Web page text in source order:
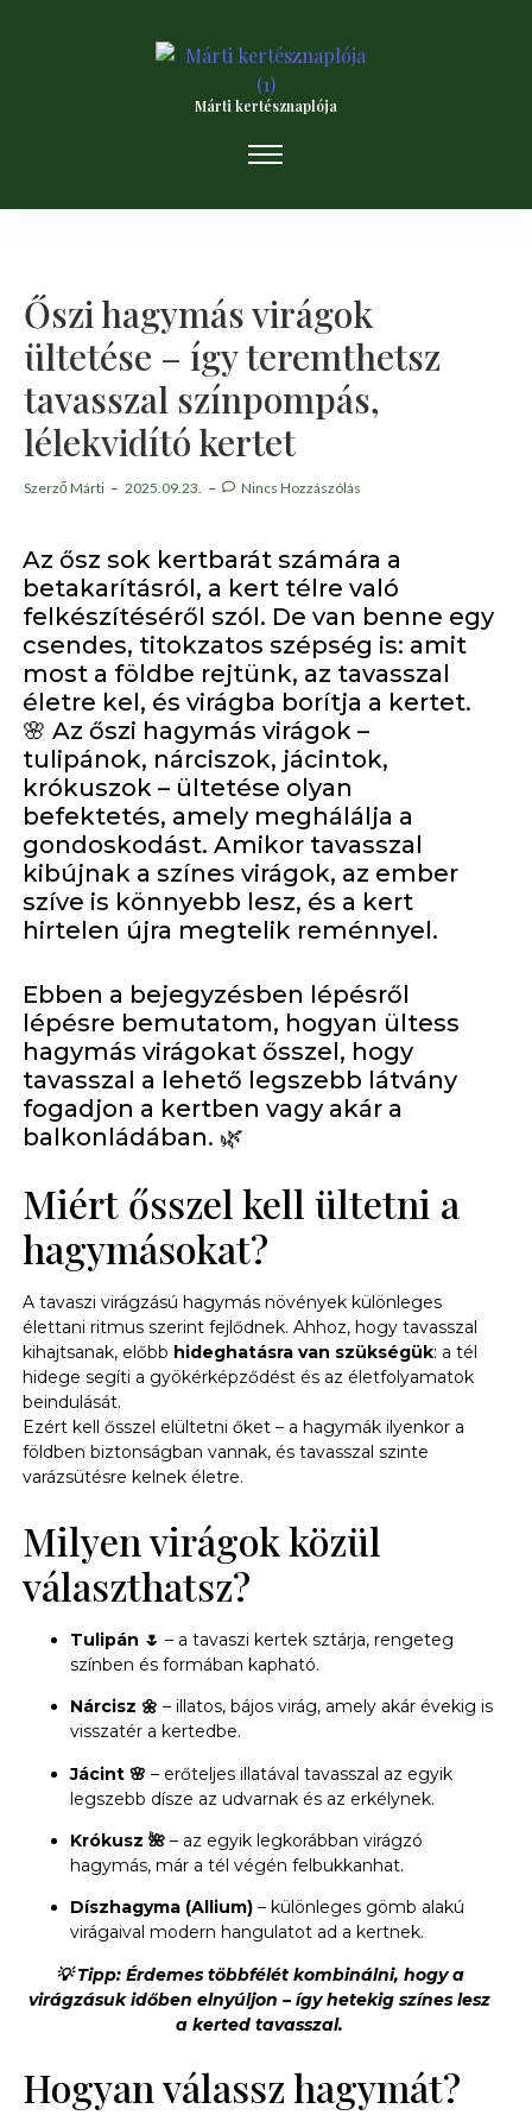
Márti kertésznaplója
Őszi hagymás virágok
ültetése – így teremthetsz
tavasszal színpompás,
lélekvidító kertet
SzerzőMárti 2025.09.23. Nincs Hozzászólás
Az ősz sok kertbarát számára a
betakarításról, a kert télre való
felkészítéséről szól. De van benne egy
csendes, titokzatos szépség is: amit
most a földbe rejtünk, az tavasszal
életre kel, és virágba borítja a kertet.
🌸 Az őszi hagymás virágok –
tulipánok, nárciszok, jácintok,
krókuszok – ültetése olyan
befektetés, amely meghálálja a
gondoskodást. Amikor tavasszal
kibújnak a színes virágok, az ember
szíve is könnyebb lesz, és a kert
hirtelen újra megtelik reménnyel.
Ebben a bejegyzésben lépésről
lépésre bemutatom, hogyan ültess
hagymás virágokat ősszel, hogy
tavasszal a lehető legszebb látvány
fogadjon a kertben vagy akár a
balkonládában. 🌿
Miért ősszel kell ültetni a
hagymásokat?
A tavaszi virágzású hagymás növények különleges
élettani ritmus szerint fejlődnek. Ahhoz, hogy tavasszal
kihajtsanak, előbb hideghatásra van szükségük: a tél
hidege segíti a gyökérképződést és az életfolyamatok
beindulását.
Ezért kell ősszel elültetni őket – a hagymák ilyenkor a
földben biztonságban vannak, és tavasszal szinte
varázsütésre kelnek életre.
Milyen virágok közül
választhatsz?
Tulipán 🌷 – a tavaszi kertek sztárja, rengeteg
színben és formában kapható.
Nárcisz 🌼 – illatos, bájos virág, amely akár évekig is
visszatér a kertedbe.
Jácint 🌸 – erőteljes illatával tavasszal az egyik
legszebb dísze az udvarnak és az erkélynek.
Krókusz 🌺 – az egyik legkorábban virágzó
hagymás, már a tél végén felbukkanhat.
Díszhagyma (Allium) – különleges gömb alakú
virágaival modern hangulatot ad a kertnek.
💡 Tipp: Érdemes többfélét kombinálni, hogy a
virágzásuk időben elnyúljon – így hetekig színes lesz
a kerted tavasszal.
Hogyan válassz hagymát?